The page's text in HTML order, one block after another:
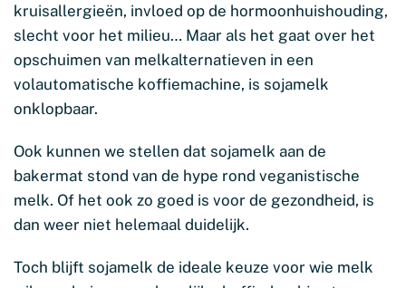
kruisallergieën, invloed op de hormoonhuishouding,
slecht voor het milieu… Maar als het gaat over het
opschuimen van melkalternatieven in een
volautomatische koffiemachine, is sojamelk
onklopbaar.
Ook kunnen we stellen dat sojamelk aan de
bakermat stond van de hype rond veganistische
melk. Of het ook zo goed is voor de gezondheid, is
dan weer niet helemaal duidelijk.
Toch blijft sojamelk de ideale keuze voor wie melk